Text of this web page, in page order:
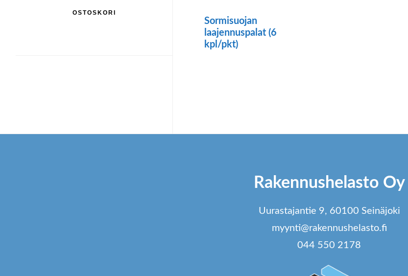
Sormisuojan
laajennuspalat (6
kpl/pkt)
OSTOSKORI
Rakennushelasto Oy
Uurastajantie 9, 60100 Seinäjoki
myynti@rakennushelasto.fi
044 550 2178